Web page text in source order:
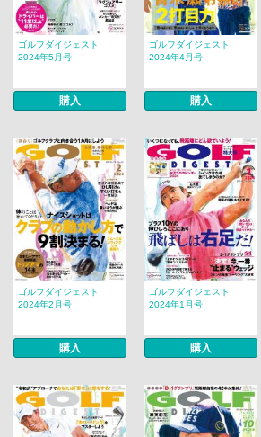
ゴルフダイジェスト
2024年5月号
購入
ゴルフダイジェスト
2024年4月号
購入
ゴルフダイジェスト
2024年2月号
購入
ゴルフダイジェスト
2024年1月号
購入